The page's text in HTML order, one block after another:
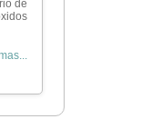
de